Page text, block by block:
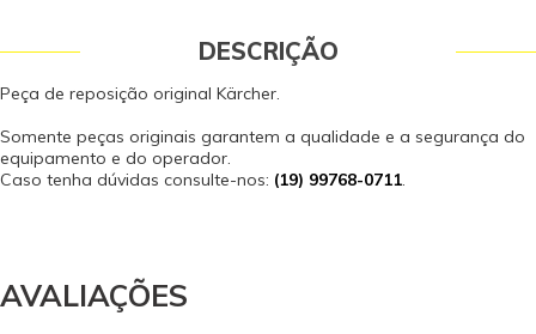
DESCRIÇÃO
Peça de reposição original Kärcher.
Somente peças originais garantem a qualidade e a segurança do
equipamento e do operador.
Caso tenha dúvidas consulte-nos: (19) 99768-0711.
AVALIAÇÕES